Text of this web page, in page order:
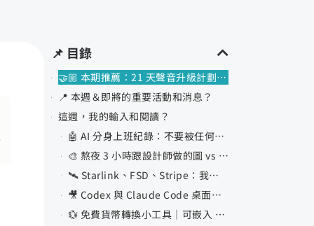
📌 目錄
🤝🏼 本期推薦：21 天聲音升級計劃｜小虎老師（羅鈞鴻）
📍 本週＆即將的重要活動和消息？
這週，我的輸入和閱讀？
🤖 AI 分身上班紀錄：不要被任何一家 AI 公司綁死+
🎨 熬夜 3 小時跟設計師做的圖 vs ChatGPT image 2 一分鐘出的圖+
🛰️ Starlink、FSD、Stripe：我希望台灣能盡快有的基礎設施+
🎥 Codex 與 Claude Code 桌面版教學影片：AI 剪輯影片應用+
💱 免費貨幣轉換小工具｜可嵌入 Notion / 網頁+